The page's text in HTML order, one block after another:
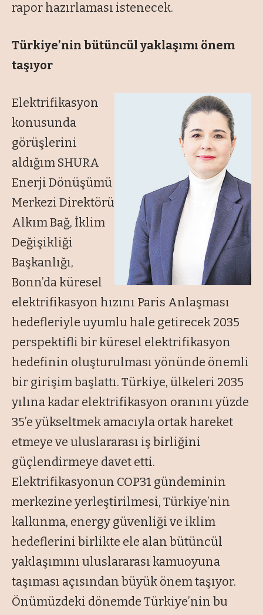
rapor hazırlaması istenecek.
Türkiye’nin bütüncül yaklaşımı önem
taşıyor
Elektrifikasyon
konusunda
görüşlerini
aldığım SHURA
Enerji Dönüşümü
Merkezi Direktörü
Alkım Bağ, İklim
Değişikliği
Başkanlığı,
Bonn’da küresel
elektrifikasyon hızını Paris Anlaşması
hedefleriyle uyumlu hale getirecek 2035
perspektifli bir küresel elektrifikasyon
hedefinin oluşturulması yönünde önemli
bir girişim başlattı. Türkiye, ülkeleri 2035
yılına kadar elektrifikasyon oranını yüzde
35’e yükseltmek amacıyla ortak hareket
etmeye ve uluslararası iş birliğini
güçlendirmeye davet etti.
Elektrifikasyonun COP31 gündeminin
merkezine yerleştirilmesi, Türkiye’nin
kalkınma, energy güvenliği ve iklim
hedeflerini birlikte ele alan bütüncül
yaklaşımını uluslararası kamuoyuna
taşıması açısından büyük önem taşıyor.
Önümüzdeki dönemde Türkiye’nin bu